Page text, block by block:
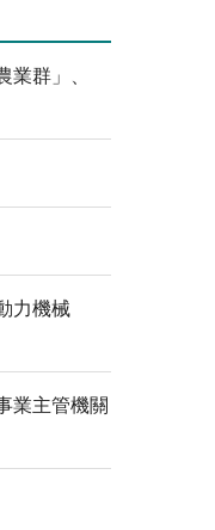
群」、
力機械
業主管機關